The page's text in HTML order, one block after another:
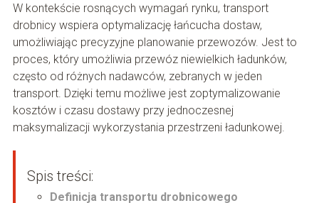
W kontekście rosnących wymagań rynku, transport
drobnicy wspiera optymalizację łańcucha dostaw,
umożliwiając precyzyjne planowanie przewozów. Jest to
proces, który umożliwia przewóz niewielkich ładunków,
często od różnych nadawców, zebranych w jeden
transport. Dzięki temu możliwe jest zoptymalizowanie
kosztów i czasu dostawy przy jednoczesnej
maksymalizacji wykorzystania przestrzeni ładunkowej.
Spis treści:
Definicja transportu drobnicowego